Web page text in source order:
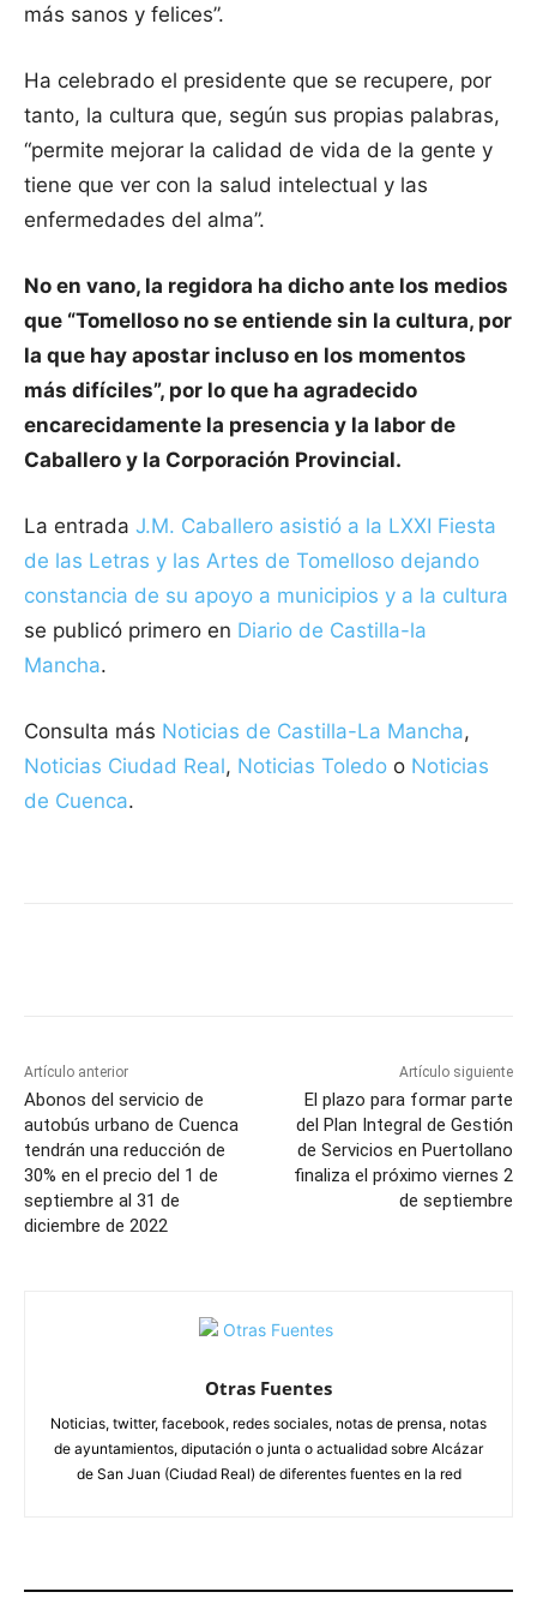
más sanos y felices”.
Ha celebrado el presidente que se recupere, por
tanto, la cultura que, según sus propias palabras,
“permite mejorar la calidad de vida de la gente y
tiene que ver con la salud intelectual y las
enfermedades del alma”.
No en vano, la regidora ha dicho ante los medios
que “Tomelloso no se entiende sin la cultura, por
la que hay apostar incluso en los momentos
más difíciles”, por lo que ha agradecido
encarecidamente la presencia y la labor de
Caballero y la Corporación Provincial.
La entrada J.M. Caballero asistió a la LXXI Fiesta
de las Letras y las Artes de Tomelloso dejando
constancia de su apoyo a municipios y a la cultura
se publicó primero en Diario de Castilla-la
Mancha.
Consulta más Noticias de Castilla-La Mancha,
Noticias Ciudad Real, Noticias Toledo o Noticias
de Cuenca.
Artículo anterior
Abonos del servicio de
autobús urbano de Cuenca
tendrán una reducción de
30% en el precio del 1 de
septiembre al 31 de
diciembre de 2022
Artículo siguiente
El plazo para formar parte
del Plan Integral de Gestión
de Servicios en Puertollano
finaliza el próximo viernes 2
de septiembre
Otras Fuentes
Noticias, twitter, facebook, redes sociales, notas de prensa, notas
de ayuntamientos, diputación o junta o actualidad sobre Alcázar
de San Juan (Ciudad Real) de diferentes fuentes en la red